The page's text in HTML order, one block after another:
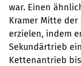
war. Einen
Kramer Mitte der
erzielen, indem
Sekundärtrieb
Kettenantrieb